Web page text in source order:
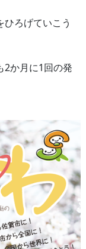
ろげていこう
か月に1回の発